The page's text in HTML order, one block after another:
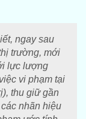
ngay sau
trường, mới
lực lượng
vi phạm tại
thu giữ gần
nhãn hiệu